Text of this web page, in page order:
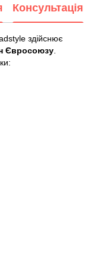
Консультація
здійснює
Євросоюзу